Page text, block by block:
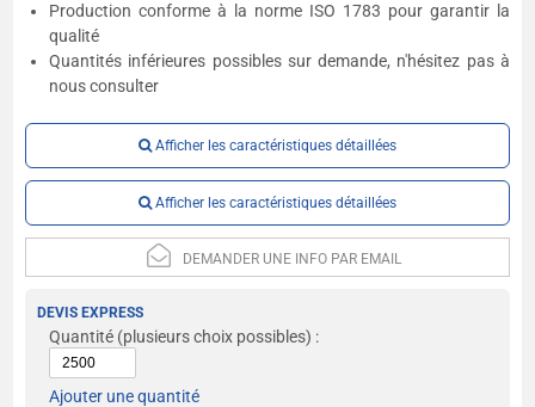
Production conforme à la norme ISO 1783 pour garantir la
qualité
Quantités inférieures possibles sur demande, n'hésitez pas à
nous consulter
Afficher les caractéristiques détaillées
Afficher les caractéristiques détaillées
DEMANDER UNE INFO PAR EMAIL
DEVIS EXPRESS
Quantité (plusieurs choix possibles) :
Ajouter une quantité